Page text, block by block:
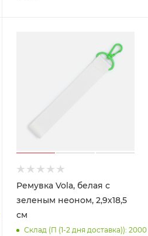
Ремувка Vola, белая с
зеленым неоном, 2,9х18,5
см
Склад (П (1-2 дня доставка)): 2000